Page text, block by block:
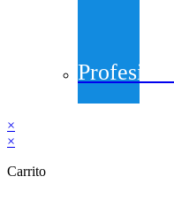
Profesiones
×
×
Carrito